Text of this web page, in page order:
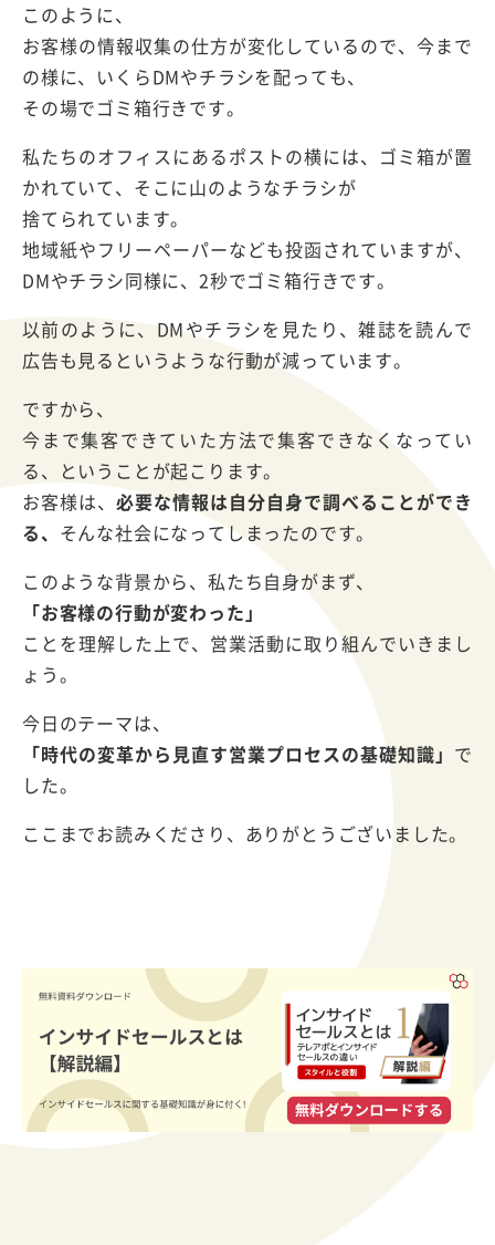
このように、
お客様の情報収集の仕方が変化しているので、今まで
の様に、いくらDMやチラシを配っても、
その場でゴミ箱行きです。
私たちのオフィスにあるポストの横には、ゴミ箱が置
かれていて、そこに山のようなチラシが
捨てられています。
地域紙やフリーペーパーなども投函されていますが、
DMやチラシ同様に、2秒でゴミ箱行きです。
以前のように、DMやチラシを見たり、雑誌を読んで
広告も見るというような行動が減っています。
ですから、
今まで集客できていた方法で集客できなくなってい
る、ということが起こります。
お客様は、必要な情報は自分自身で調べることができ
る、 そんな社会になってしまったのです。
このような背景から、私たち自身がまず、
「お客様の行動が変わった」
ことを理解した上で、営業活動に取り組んでいきまし
ょう。
今日のテーマは、
「時代の変革から見直す営業プロセスの基礎知識」 で
した。
ここまでお読みくださり、ありがとうございました。